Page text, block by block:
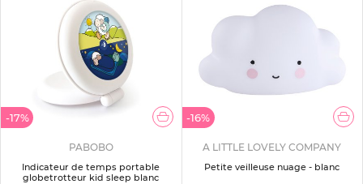
-17%
PABOBO
Indicateur de temps portable
globetrotteur kid sleep blanc
-16%
A LITTLE LOVELY COMPANY
Petite veilleuse nuage - blanc